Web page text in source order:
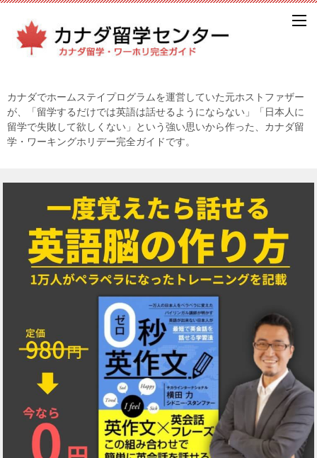
カナダでホームステイプログラムを運営していた元ホストファザー
が、「留学するだけでは英語は話せるようにならない」「日本人に
留学で失敗して欲しくない」という強い思いから作った、カナダ留
学・ワーキングホリデー完全ガイドです。